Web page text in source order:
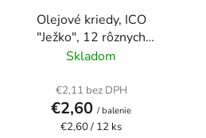
Olejové kriedy, ICO
"Ježko", 12 rôznych
farieb
Skladom
€2,11 bez DPH
€2,60 / balenie
Jednotková
€2,60 / 12 ks